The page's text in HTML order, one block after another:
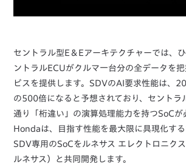
セントラル型E＆Eアーキテクチャーでは、
ントラルECUがクルマ一台分の全データを
ビスを提供します。SDVのAI要求性能は、
の500倍になると予想されており、セントラ
通り「桁違い」の演算処理能力を持つSoCが
Hondaは、目指す性能を最大限に具現化す
SDV専用のSoCをルネサス エレクトロニクス
ルネサス）と共同開発します。